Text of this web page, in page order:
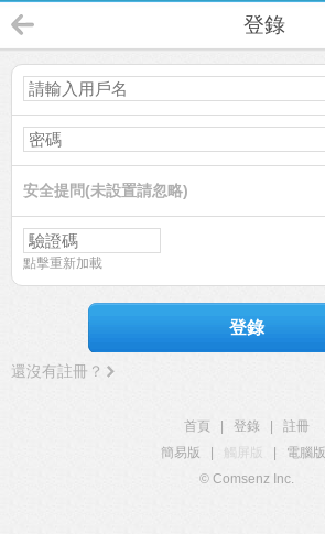
登錄
安全提問(未設置請忽略)
點擊重新加載
登錄
還沒有註冊？
首頁 登錄
註冊
簡易版
觸屏版 電腦版
© Comsenz Inc.